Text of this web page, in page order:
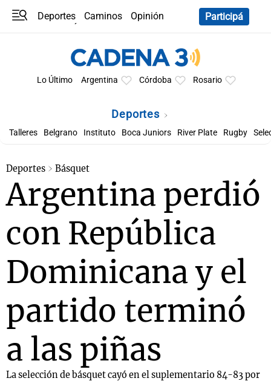
Deportes Caminos
Opinión
Participá
Lo Último Argentina Córdoba Rosario
Deportes
Talleres Belgrano Instituto Boca Juniors River Plate Rugby
Deportes Básquet
Argentina perdió
con República
Dominicana y el
partido terminó
a las piñas
La selección de básquet cayó en el suplementario 84-83 por